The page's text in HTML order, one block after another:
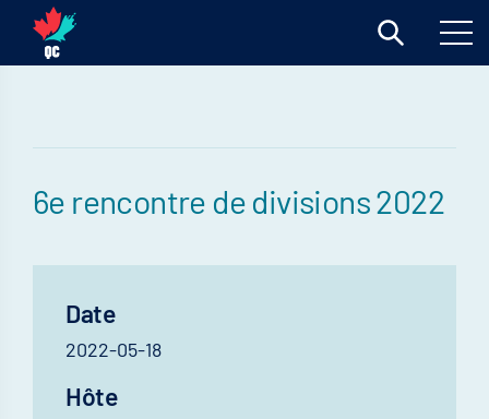
6e rencontre de divisions 2022
Date
2022-05-18
Hôte